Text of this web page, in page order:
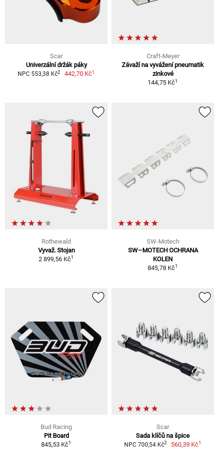
Scar
Univerzální držák páky
NPC 553,38 Kč2 442,70 Kč1
Craft-Meyer
Závaží na vyvážení pneumatik
zinkové
144,75 Kč1
Rothewald
Vyvaž. Stojan
2 899,56 Kč1
SW-Motech
SW–MOTECH OCHRANA
KOLEN
845,78 Kč1
Bud Racing
Pit Board
845,53 Kč1
Scar
Sada klíčů na špice
NPC 700,54 Kč2 560,39 Kč1